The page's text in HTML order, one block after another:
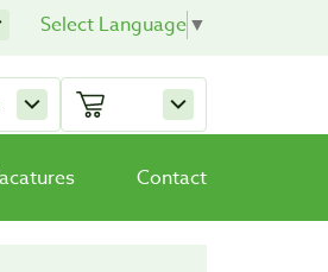
Select Language▼
Contact